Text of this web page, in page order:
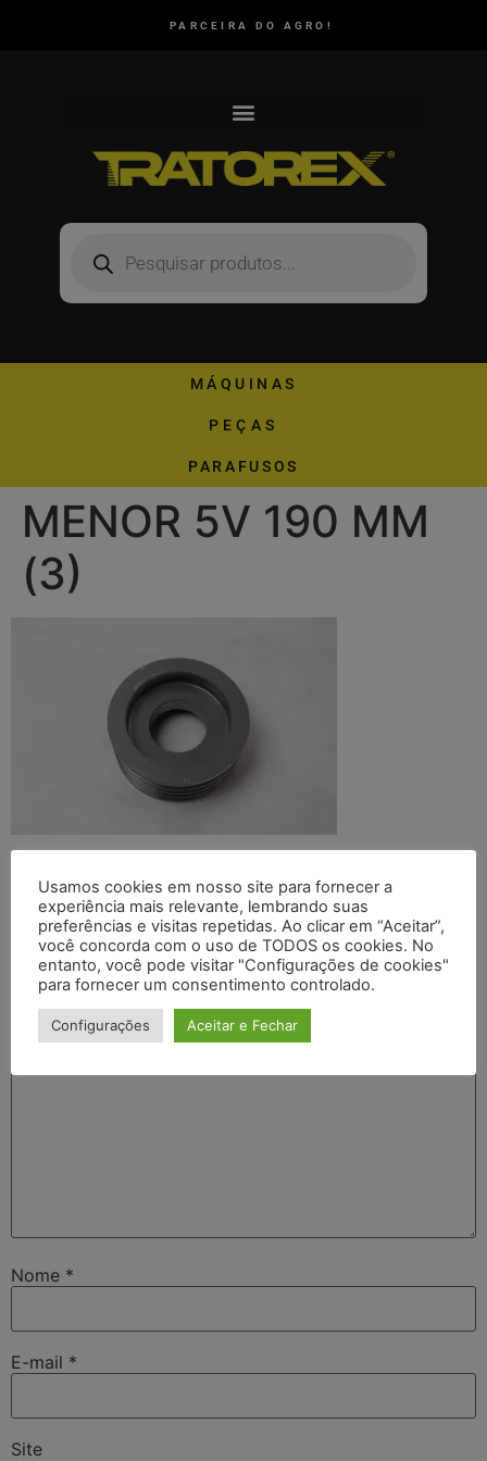
PARCEIRA DO AGRO!
MÁQUINAS
PEÇAS
PARAFUSOS
MENOR 5V 190 MM
(3)
Deixe um comentário
O seu endereço de e-mail não será publicado. Campos
obrigatórios são marcados com*
Comentário *
Nome *
E-mail *
Site
Usamos cookies em nosso site para fornecer a
experiência mais relevante, lembrando suas
preferências e visitas repetidas. Ao clicar em “Aceitar”,
você concorda com o uso de TODOS os cookies. No
entanto, você pode visitar "Configurações de cookies"
para fornecer um consentimento controlado.
Configurações Aceitar e Fechar